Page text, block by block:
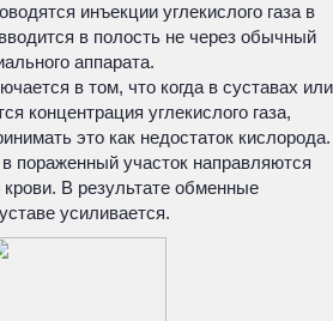
инъекции углекислого газа в
в полость не через обычный
аппарата.
в том, что когда в суставах или
концентрация углекислого газа,
это как недостаток кислорода.
пораженный участок направляются
В результате обменные
усиливается.